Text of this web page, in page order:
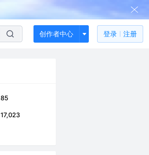
创作者中心 登录 注册
85
17,023